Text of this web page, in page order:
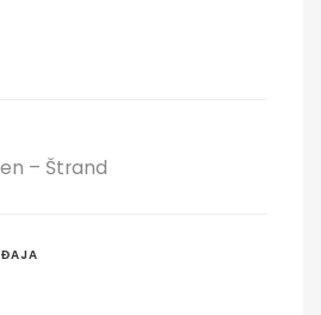
– Štrand